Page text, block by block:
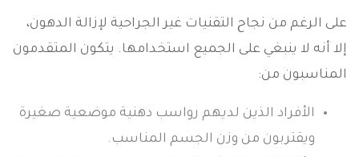
على الرغم من نجاح التقنيات غير الجراحية لإزالة الدهون،
إلا أنه لا ينبغي على الجميع استخدامها. يتكون المتقدمون
المناسبون من:
الأفراد الذين لديهم رواسب دهنية موضعية صغيرة
ويقتربون من وزن الجسم المناسب.